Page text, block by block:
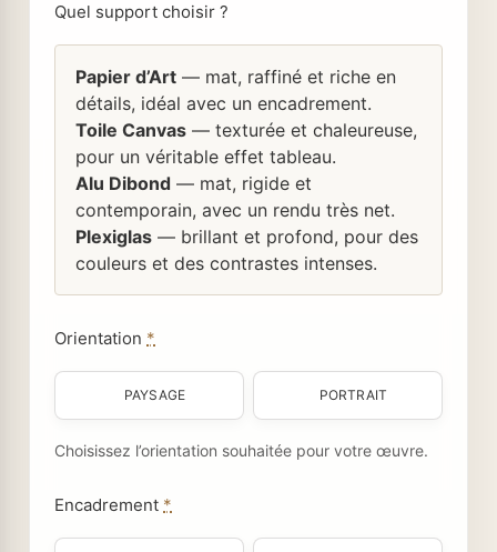
Quel support choisir ?
Papier d’Art — mat, raffiné et riche en
détails, idéal avec un encadrement.
Toile Canvas — texturée et chaleureuse,
pour un véritable effet tableau.
Alu Dibond — mat, rigide et
contemporain, avec un rendu très net.
Plexiglas — brillant et profond, pour des
couleurs et des contrastes intenses.
Orientation *
PAYSAGE PORTRAIT
Choisissez l’orientation souhaitée pour votre œuvre.
Encadrement *